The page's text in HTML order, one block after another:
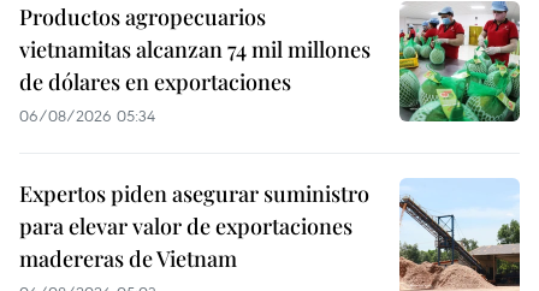
Productos agropecuarios
vietnamitas alcanzan 74 mil millones
de dólares en exportaciones
06/08/2026 05:34
Expertos piden asegurar suministro
para elevar valor de exportaciones
madereras de Vietnam